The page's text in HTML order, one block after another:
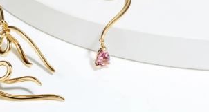
up
のメンバーシッププログラム
」。便利な機能と特典を無料で楽し